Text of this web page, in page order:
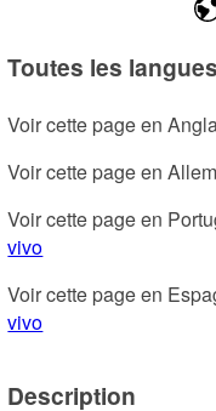
Toutes les langues
Voir cette page en
Voir cette page en
Voir cette page en
vivo
Voir cette page en
vivo
Description